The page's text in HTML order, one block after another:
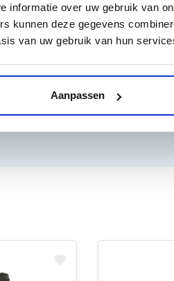
informatie over uw gebruik van
kunnen deze gegevens
van uw gebruik van hun
Aanpassen